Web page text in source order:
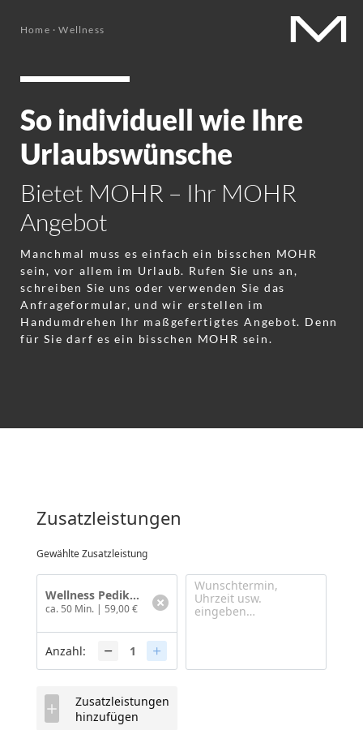
Home ·Wellness
So individuell wie Ihre
Urlaubswünsche
Bietet MOHR – Ihr MOHR
Angebot
Manchmal muss es einfach ein bisschen MOHR
sein, vor allem im Urlaub. Rufen Sie uns an,
schreiben Sie uns oder verwenden Sie das
Anfrageformular, und wir erstellen im
Handumdrehen Ihr maßgefertigtes Angebot. Denn
für Sie darf es ein bisschen MOHR sein.
Zusatzleistungen
Gewählte Zusatzleistung
Wellness Pediküre
ca. 50 Min. | 59,00 €
Anzahl:
Zusatzleistungen
hinzufügen